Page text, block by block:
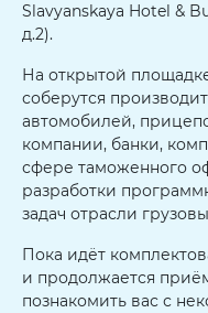
Slavyanskaya Hotel &
д.2).
На открытой
соберутся
автомобилей,
компании, банки,
сфере таможенного
разработки
задач отрасли
Пока идёт
и продолжается
познакомить вас с